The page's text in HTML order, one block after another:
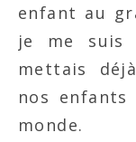
enfant au
je me suis
mettais
nos
monde.